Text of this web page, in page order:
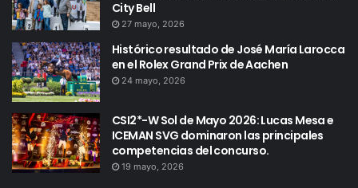
City Bell
27 mayo, 2026
Histórico resultado de José María Larocca
en el Rolex Grand Prix de Aachen
24 mayo, 2026
CSI2*-W Sol de Mayo 2026: Lucas Mesa e
ICEMAN SVG dominaron las principales
competencias del concurso.
19 mayo, 2026